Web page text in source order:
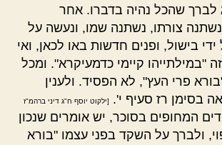
לברך שהכל נהיה בדברו. אחר
צורתו, נשתנה שמו, ונעשה על
ידי בישול, ופנים חדשות באו לכאן, ואי
"במילתייהו קיימי כדמעיקרא". ומכל
פרי העץ", לא הפסיד. ולענין
בסימן רז סעיף י'.
[ילקוט יוסף ח"ג דיני ברהמ"ז
המחופים בסוכר, יש אומרים שנכון
ולברך על השקד בפני עצמו "בורא